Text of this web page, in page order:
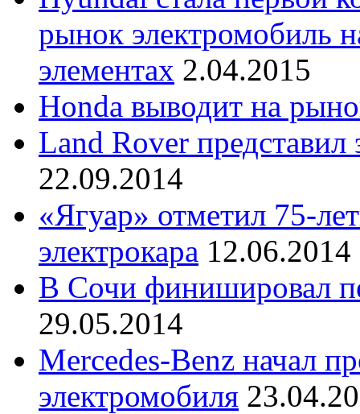
рынок электромобиль
элементах 2.04.2015
Honda выводит на
Land Rover
22.09.2014
«Ягуар» отметил 75-
электрокара 12.06.2014
В Сочи финишировал
29.05.2014
Mercedes-Benz начал
электромобиля